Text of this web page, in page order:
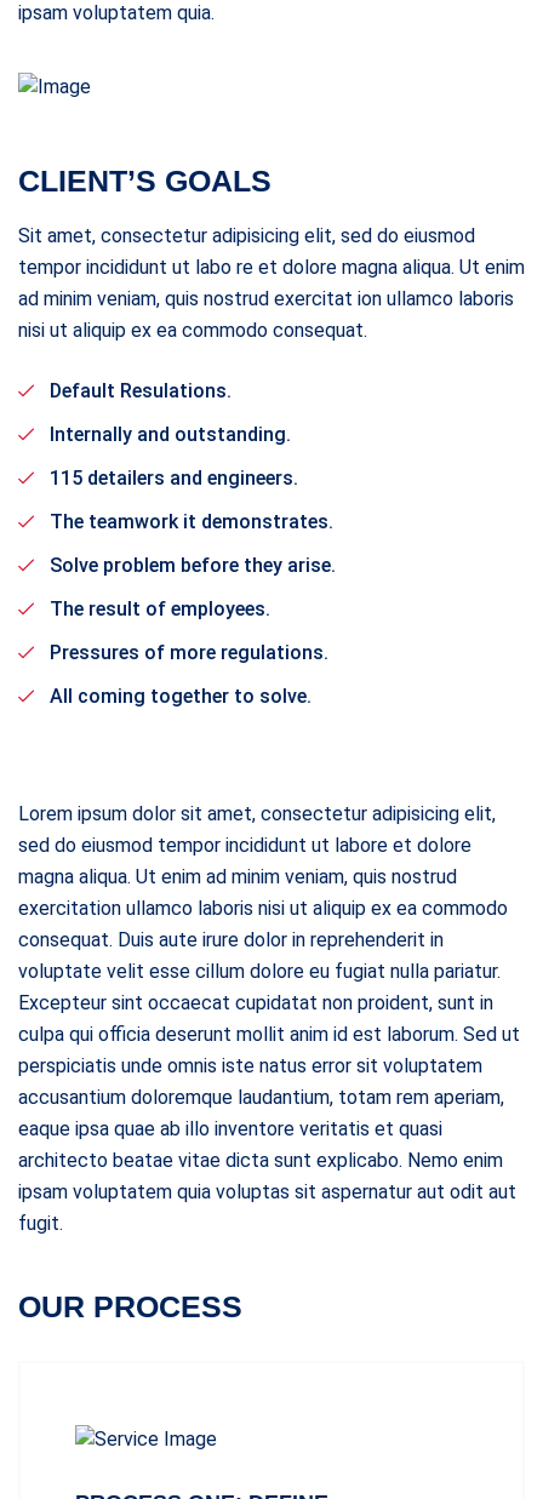
ipsam voluptatem quia.
CLIENT’S GOALS
Sit amet, consectetur adipisicing elit, sed do eiusmod
tempor incididunt ut labo re et dolore magna aliqua. Ut enim
ad minim veniam, quis nostrud exercitat ion ullamco laboris
nisi ut aliquip ex ea commodo consequat.
Default Resulations.
Internally and outstanding.
115 detailers and engineers.
The teamwork it demonstrates.
Solve problem before they arise.
The result of employees.
Pressures of more regulations.
All coming together to solve.
Lorem ipsum dolor sit amet, consectetur adipisicing elit,
sed do eiusmod tempor incididunt ut labore et dolore
magna aliqua. Ut enim ad minim veniam, quis nostrud
exercitation ullamco laboris nisi ut aliquip ex ea commodo
consequat. Duis aute irure dolor in reprehenderit in
voluptate velit esse cillum dolore eu fugiat nulla pariatur.
Excepteur sint occaecat cupidatat non proident, sunt in
culpa qui officia deserunt mollit anim id est laborum. Sed ut
perspiciatis unde omnis iste natus error sit voluptatem
accusantium doloremque laudantium, totam rem aperiam,
eaque ipsa quae ab illo inventore veritatis et quasi
architecto beatae vitae dicta sunt explicabo. Nemo enim
ipsam voluptatem quia voluptas sit aspernatur aut odit aut
fugit.
OUR PROCESS